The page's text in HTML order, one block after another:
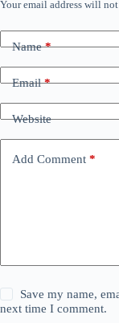
Your email address will
Name*
Email*
Website
Add Comment *
Save my name,
next time I comment.